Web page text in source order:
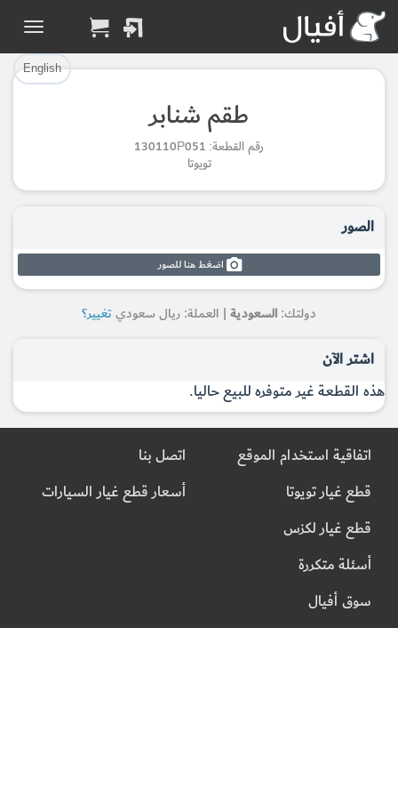
English
طقم شنابر
رقم القطعة: 130110P051
تويوتا
الصور
اضغط هنا للصور
دولتك: السعودية | العملة: ريال سعوديتغيير؟
اشتر الآن
هذه القطعة غير متوفره للبيع حاليا.
تم إضافة القطعة بنجاح.
الرجوع لصفحة البحث
Part Successfully
Selected
Return to Search Page
تم إضافة القطعة للسلة بنجاح.
إتمام عملية الشراء
Part Added to Cart
Checkout
اتفاقية استخدام الموقع
قطع غيار تويوتا
قطع غيار لكزس
أسئلة متكررة
سوق أفيال
اتصل بنا
أسعار قطع غيار السيارات